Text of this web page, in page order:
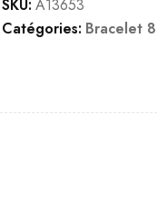
SKU: A13653
Catégories: Bracelet 8